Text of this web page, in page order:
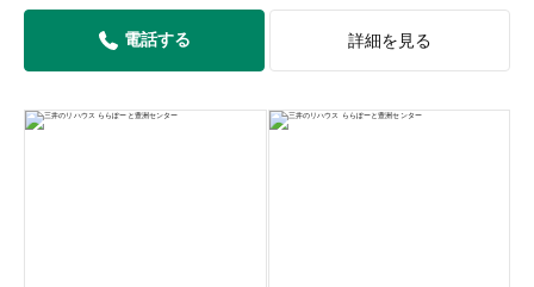
電話する 詳細を見る